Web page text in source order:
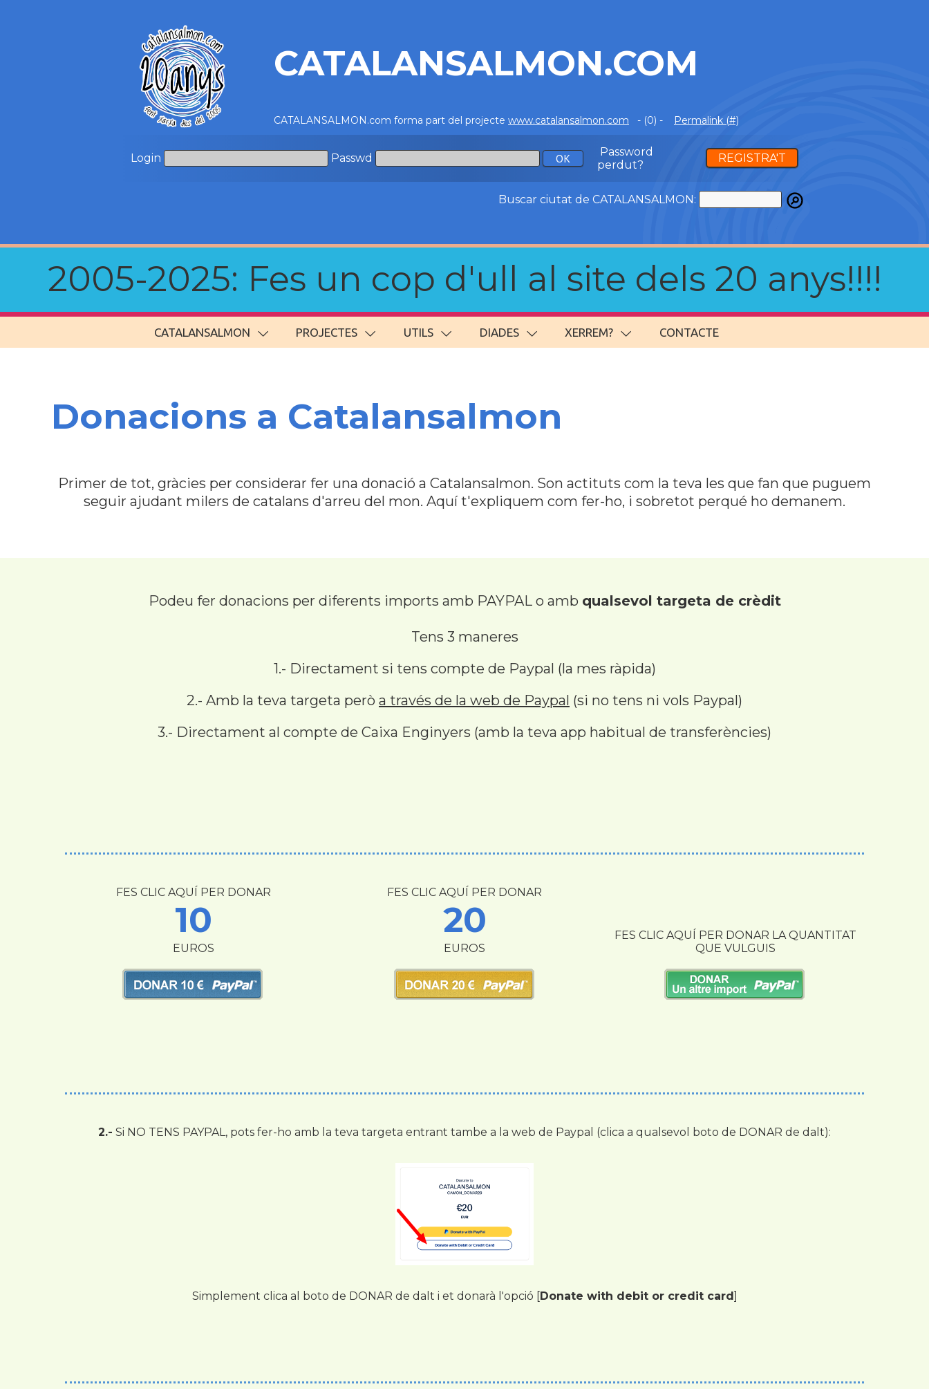
CATALANSALMON.COM
CATALANSALMON.com forma part del projecte www.catalansalmon.com - (0) - Permalink (#)
Login Passwd
Password
perdut?
REGISTRA'T
Buscar ciutat de CATALANSALMON:
2005-2025: Fes un cop d'ull al site dels 20 anys!!!!
CATALANSALMON PROJECTES UTILS DIADES XERREM? CONTACTE
Donacions a Catalansalmon
Primer de tot, gràcies per considerar fer una donació a Catalansalmon. Son actituts com la teva les que fan que puguem
seguir ajudant milers de catalans d'arreu del mon. Aquí t'expliquem com fer-ho, i sobretot perqué ho demanem.
Podeu fer donacions per diferents imports amb PAYPAL o amb qualsevol targeta de crèdit
Tens 3 maneres
1.- Directament si tens compte de Paypal (la mes ràpida)
2.- Amb la teva targeta però a través de la web de Paypal (si no tens ni vols Paypal)
3.- Directament al compte de Caixa Enginyers (amb la teva app habitual de transferències)
FES CLIC AQUÍ PER DONAR
10
EUROS
FES CLIC AQUÍ PER DONAR
20
EUROS
FES CLIC AQUÍ PER DONAR LA QUANTITAT
QUE VULGUIS
2.- Si NO TENS PAYPAL, pots fer-ho amb la teva targeta entrant tambe a la web de Paypal (clica a qualsevol boto de DONAR de dalt):
Simplement clica al boto de DONAR de dalt i et donarà l'opció [ Donate with debit or credit card